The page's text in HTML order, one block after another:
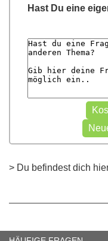
Hast Du eine
> Du befindest dich